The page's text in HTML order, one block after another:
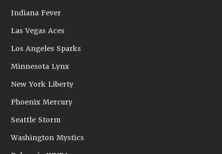
Indiana Fever
Las Vegas Aces
Los Angeles Sparks
Minnesota Lynx
New York Liberty
Phoenix Mercury
Seattle Storm
Washington Mystics